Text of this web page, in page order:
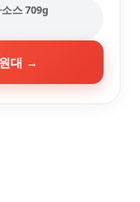
스 709g
대 →